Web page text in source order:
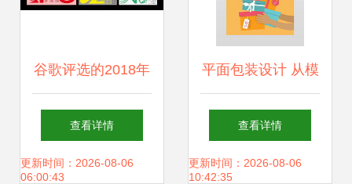
谷歌评选的2018年
最佳平面设计
（下）
查看详情
更新时间：2026-08-06
06:00:43
平面包装设计 从模
板下载到创意素材
应用全指南
查看详情
更新时间：2026-08-06
10:42:35